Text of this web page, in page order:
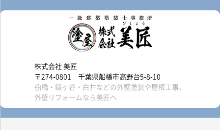
株式会社 美匠
〒274-0801 千葉県船橋市高野台5-8-10
船橋・鎌ヶ谷・白井などの外壁塗装や屋根工事、
外壁リフォームなら美匠へ